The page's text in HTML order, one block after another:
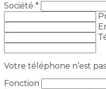
Société *
Votre téléphone n’est
Fonction